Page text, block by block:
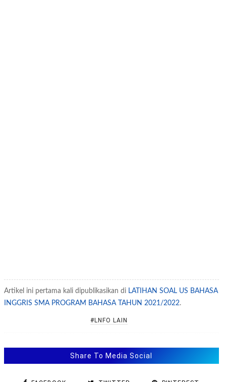
Artikel ini pertama kali dipublikasikan di LATIHAN SOAL US BAHASA
INGGRIS SMA PROGRAM BAHASA TAHUN 2021/2022.
#LNFO LAIN
Share To Media Social